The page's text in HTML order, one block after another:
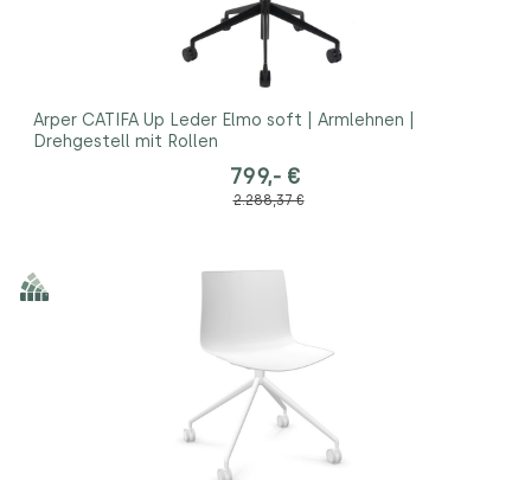
Arper CATIFA Up Leder Elmo soft | Armlehnen |
Drehgestell mit Rollen
799,- €
2.288,37 €